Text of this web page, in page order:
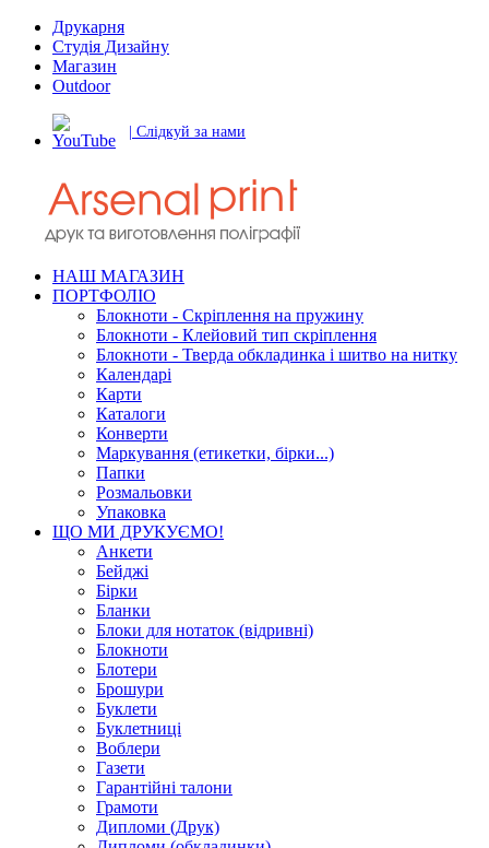
Друкарня
Студія Дизайну
Магазин
Outdoor
| Слідкуй за нами
НАШ МАГАЗИН
ПОРТФОЛІО
Блокноти - Скріплення на пружину
Блокноти - Клейовий тип скріплення
Блокноти - Тверда обкладинка і шитво на нитку
Календарі
Карти
Каталоги
Конверти
Маркування (етикетки, бірки...)
Папки
Розмальовки
Упаковка
ЩО МИ ДРУКУЄМО!
Анкети
Бейджі
Бірки
Бланки
Блоки для нотаток (відривні)
Блокноти
Блотери
Брошури
Буклети
Буклетниці
Воблери
Газети
Гарантійні талони
Грамоти
Дипломи (Друк)